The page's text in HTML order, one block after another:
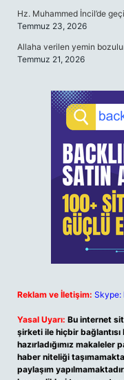
Hz. Muhammed İncil’de
Temmuz 23, 2026
Allaha verilen yemin
Temmuz 21, 2026
Reklam ve İletişim: Skype:
Yasal Uyarı: Bu internet
şirketi ile hiçbir
hazırladığımız makaleler
haber niteliği
paylaşım